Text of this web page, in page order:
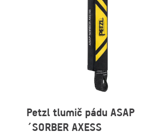
Petzl tlumič pádu ASAP
´SORBER AXESS